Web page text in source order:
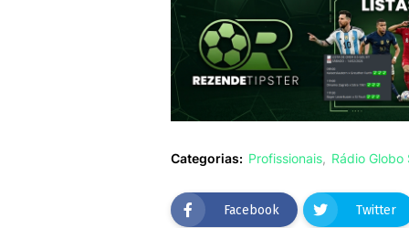
Categorias: Profissionais Rádio Globo
Facebook Twitter